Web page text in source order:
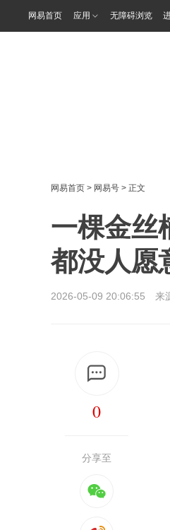
网易首页 应用 无障碍浏览
网易首页 > 网易号 > 正文
一棵金丝
都没人愿
2026-05-09 20:06:55 来
0
分享至